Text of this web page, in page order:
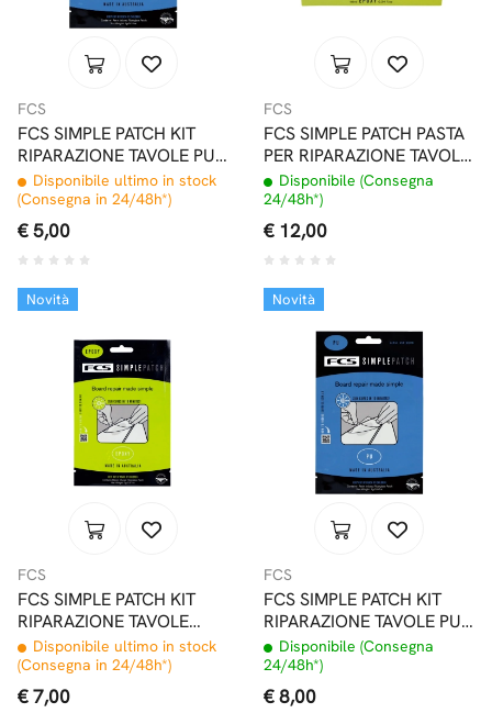
FCS
FCS SIMPLE PATCH KIT
RIPARAZIONE TAVOLE PU
REGULAR
Disponibile ultimo in stock
(Consegna in 24/48h*)
€ 5,00
FCS
FCS SIMPLE PATCH PASTA
PER RIPARAZIONE TAVOLE
EPOXY
Disponibile (Consegna
24/48h*)
€ 12,00
Novità
FCS
FCS SIMPLE PATCH KIT
RIPARAZIONE TAVOLE
EPOXY REGULAR
Disponibile ultimo in stock
(Consegna in 24/48h*)
€ 7,00
Novità
FCS
FCS SIMPLE PATCH KIT
RIPARAZIONE TAVOLE PU
LARGE
Disponibile (Consegna
24/48h*)
€ 8,00